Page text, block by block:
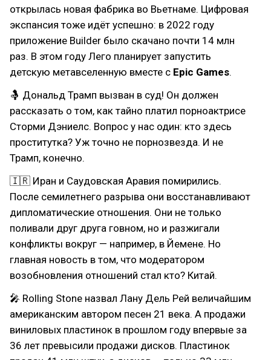
открылась новая фабрика во Вьетнаме. Цифровая
экспансия тоже идёт успешно: в 2022 году
приложение Builder было скачано почти 14 млн
раз. В этом году Лего планирует запустить
детскую метавселенную вместе с Epic Games.
🤱 Дональд Трамп вызван в суд! Он должен
рассказать о том, как тайно платил порноактрисе
Сторми Дэниелс. Вопрос у нас один: кто здесь
проститутка? Уж точно не порнозвезда. И не
Трамп, конечно.
🇮🇷 Иран и Саудовская Аравия помирились.
После семилетнего разрыва они восстанавливают
дипломатические отношения. Они не только
поливали друг друга говном, но и разжигали
конфликты вокруг — например, в Йемене. Но
главная новость в том, что модератором
возобновления отношений стал кто? Китай.
🎤 Rolling Stone назвал Лану Дель Рей величайшим
американским автором песен 21 века. А продажи
виниловых пластинок в прошлом году впервые за
36 лет превысили продажи дисков. Пластинок